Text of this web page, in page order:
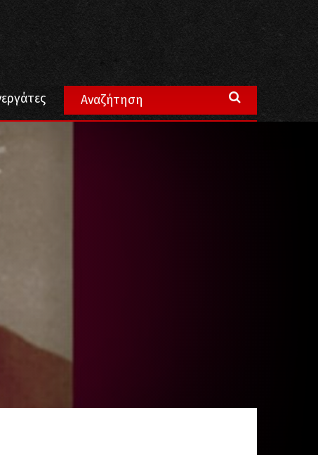
τάσεις για την εποχή του